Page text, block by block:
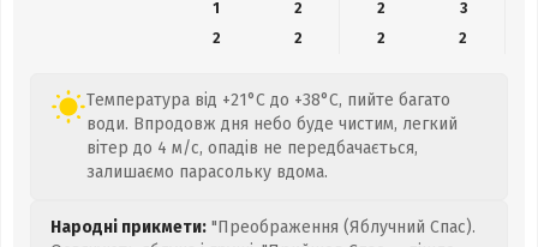
1
2 2
3
2
2 2 2
Температура від +21°C до +38°C, пийте багато
води. Впродовж дня небо буде чистим, легкий
вітер до 4 м/с, опадів не передбачається,
залишаємо парасольку вдома.
Народні прикмети: "Преображення (Яблучний Спас).